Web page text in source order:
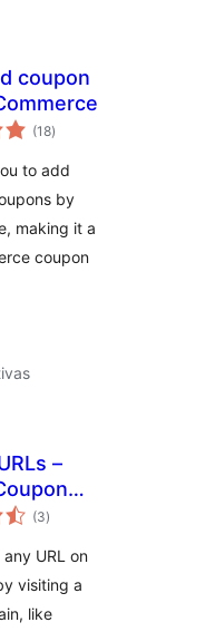
coupon
(18total
de
)
to add
by
making it a
coupon
–
Link
(3total
de
)
URL on
visiting a
like